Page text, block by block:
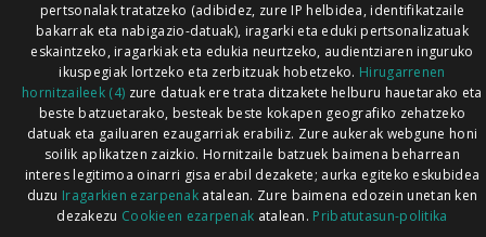
pertsonalak tratatzeko (adibidez, zure IP helbidea, identifikatzaile
bakarrak eta nabigazio-datuak), iragarki eta eduki pertsonalizatuak
eskaintzeko, iragarkiak eta edukia neurtzeko, audientziaren inguruko
ikuspegiak lortzeko eta zerbitzuak hobetzeko. Hirugarrenen
hornitzaileek (4) zure datuak ere trata ditzakete helburu hauetarako eta
beste batzuetarako, besteak beste kokapen geografiko zehatzeko
datuak eta gailuaren ezaugarriak erabiliz. Zure aukerak webgune honi
soilik aplikatzen zaizkio. Hornitzaile batzuek baimena beharrean
interes legitimoa oinarri gisa erabil dezakete; aurka egiteko eskubidea
duzu Iragarkien ezarpenak atalean. Zure baimena edozein unetan ken
dezakezu Cookieen ezarpenak atalean. Pribatutasun-politika